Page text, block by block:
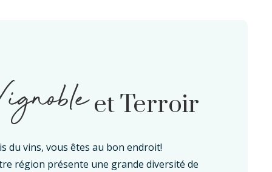
et Terroir
du vins, vous êtes au bon endroit!
région présente une grande diversité de